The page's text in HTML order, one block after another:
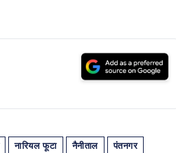
नारियल फूटा नैनीताल पंतनगर